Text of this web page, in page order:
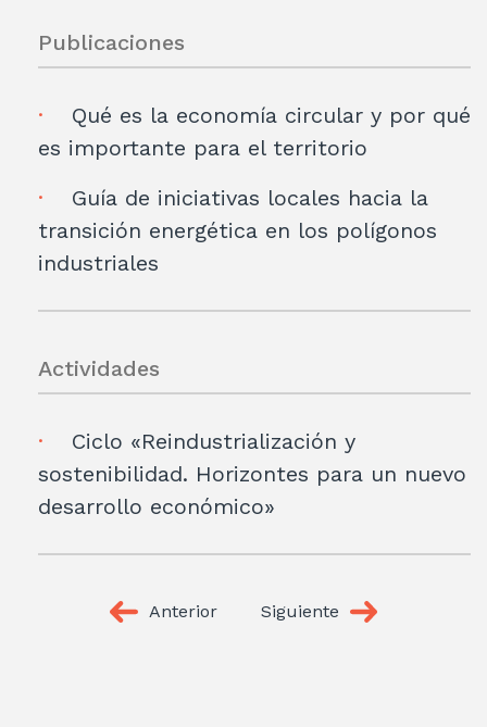
Publicaciones
Qué es la economía circular y por qué
es importante para el territorio
Guía de iniciativas locales hacia la
transición energética en los polígonos
industriales
Actividades
Ciclo «Reindustrialización y
sostenibilidad. Horizontes para un nuevo
desarrollo económico»
Anterior Siguiente